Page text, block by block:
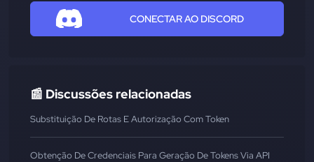
CONECTAR AO DISCORD
📰 Discussões relacionadas
Substituição De Rotas E Autorização Com Token
Obtenção De Credenciais Para Geração De Tokens Via API